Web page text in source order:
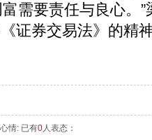
需要责任与良心。
证券交易法》的精
情: 已有0人表态：